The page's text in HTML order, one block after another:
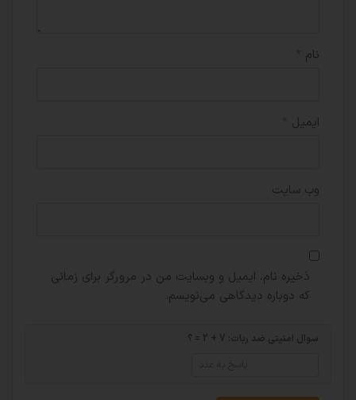
نام
ایمیل
وب‌ سایت
ذخیره نام، ایمیل و وبسایت من در مرورگر برای زمانی
که دوباره دیدگاهی می‌نویسم.
سوال امنیتی ضد ربات: 7 + 2 = ؟